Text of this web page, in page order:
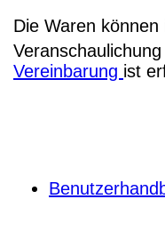
Die Waren
Vereinbarung ist